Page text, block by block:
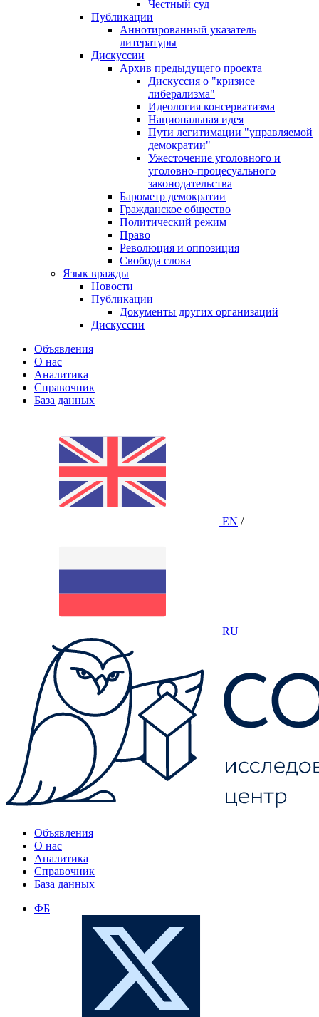
Честный суд
Публикации
Аннотированный указатель
литературы
Дискуссии
Архив предыдущего проекта
Дискуссия о "кризисе
либерализма"
Идеология консерватизма
Национальная идея
Пути легитимации "управляемой
демократии"
Ужесточение уголовного и
уголовно-процесуального
законодательства
Барометр демократии
Гражданское общество
Политический режим
Право
Революция и оппозиция
Свобода слова
Язык вражды
Новости
Публикации
Документы других организаций
Дискуссии
Объявления
О нас
Аналитика
Справочник
База данных
EN /
RU
Объявления
О нас
Аналитика
Справочник
База данных
ФБ